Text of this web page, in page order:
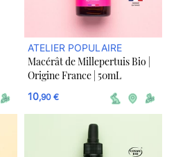
ATELIER POPULAIRE
Macérât de Millepertuis Bio |
Origine France | 50mL
10,90 €